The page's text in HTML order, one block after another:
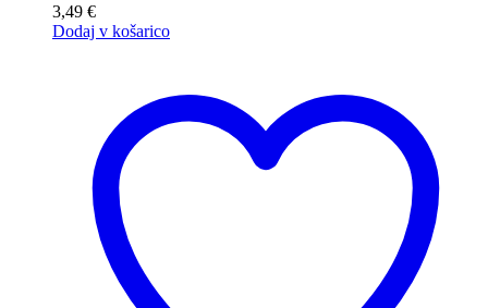
3,49 €
Dodaj v košarico